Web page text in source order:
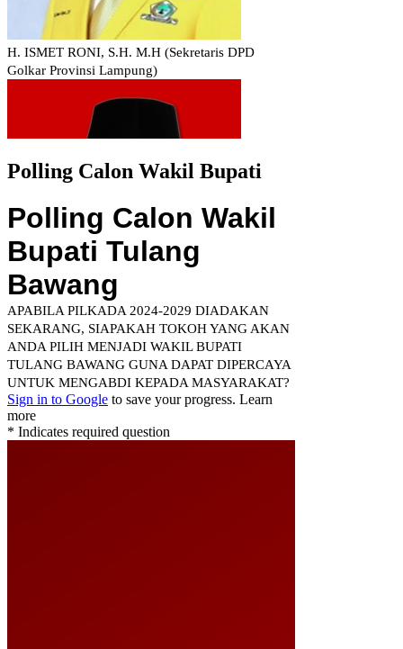
Polling Calon Wakil Bupati